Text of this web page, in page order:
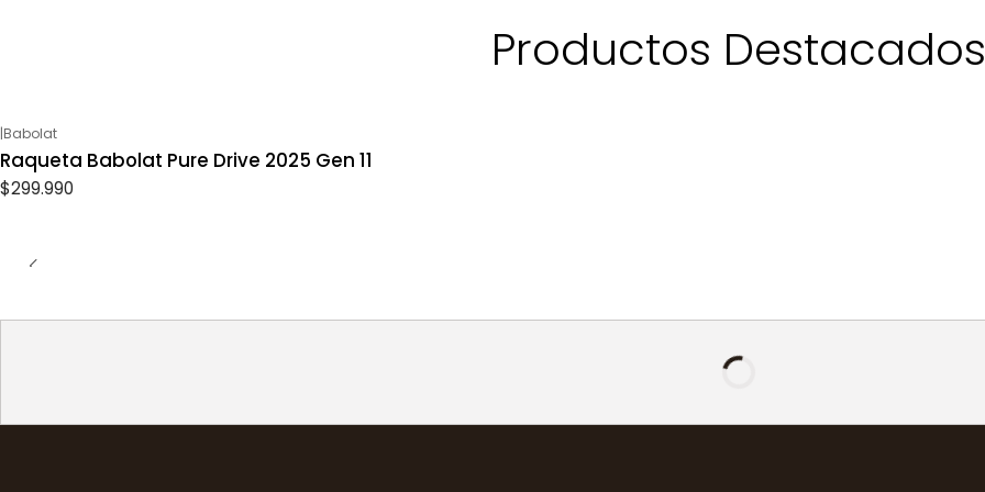
Productos Destacados
|Babolat
Raqueta Babolat Pure Drive 2025 Gen 11
$299.990